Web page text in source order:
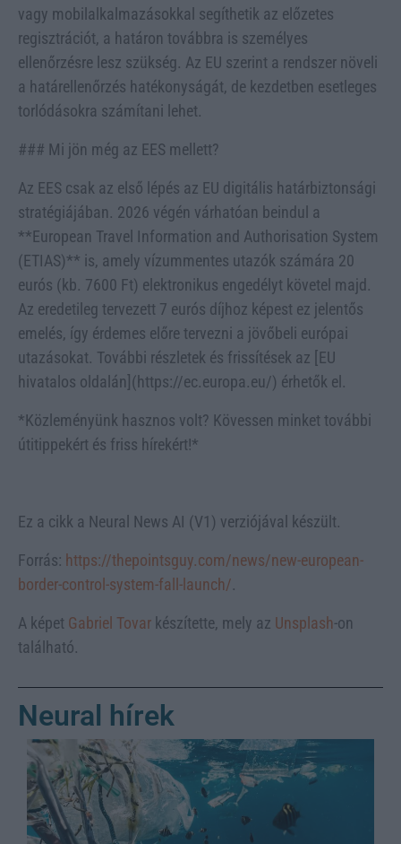
vagy mobilalkalmazásokkal segíthetik az előzetes
regisztrációt, a határon továbbra is személyes
ellenőrzésre lesz szükség. Az EU szerint a rendszer növeli
a határellenőrzés hatékonyságát, de kezdetben esetleges
torlódásokra számítani lehet.
### Mi jön még az EES mellett?
Az EES csak az első lépés az EU digitális határbiztonsági
stratégiájában. 2026 végén várhatóan beindul a
**European Travel Information and Authorisation System
(ETIAS)** is, amely vízummentes utazók számára 20
eurós (kb. 7600 Ft) elektronikus engedélyt követel majd.
Az eredetileg tervezett 7 eurós díjhoz képest ez jelentős
emelés, így érdemes előre tervezni a jövőbeli európai
utazásokat. További részletek és frissítések az [EU
hivatalos oldalán](https://ec.europa.eu/) érhetők el.
*Közleményünk hasznos volt? Kövessen minket további
útitippekért és friss hírekért!*
Ez a cikk a Neural News AI (V1) verziójával készült.
Forrás: https://thepointsguy.com/news/new-european-
border-control-system-fall-launch/.
A képet Gabriel Tovar készítette, mely az Unsplash-on
található.
Neural hírek